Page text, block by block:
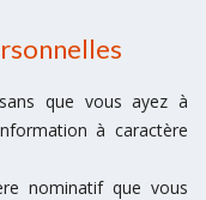
que vous ayez à
à caractère
nominatif que vous